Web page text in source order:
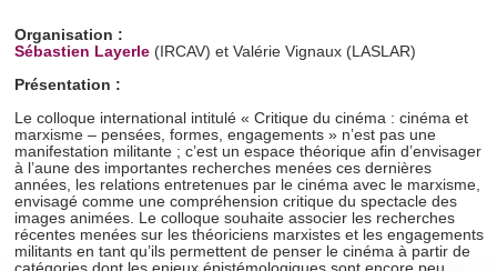
Organisation :
Sébastien Layerle (IRCAV) et Valérie Vignaux (LASLAR)
Présentation :
Le colloque international intitulé « Critique du cinéma : cinéma et
marxisme – pensées, formes, engagements » n’est pas une
manifestation militante ; c’est un espace théorique afin d’envisager
à l’aune des importantes recherches menées ces dernières
années, les relations entretenues par le cinéma avec le marxisme,
envisagé comme une compréhension critique du spectacle des
images animées. Le colloque souhaite associer les recherches
récentes menées sur les théoriciens marxistes et les engagements
militants en tant qu’ils permettent de penser le cinéma à partir de